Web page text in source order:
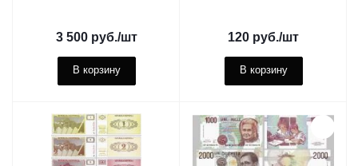
3 500руб./шт
В корзину
120 руб./шт
В корзину